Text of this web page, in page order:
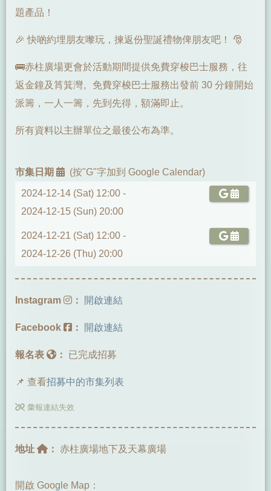
題產品！
🎉 快啲約埋朋友嚟玩，揀返份聖誕禮物俾朋友吧！ 🎅
🚌赤柱廣場更會於活動期間提供免費穿梭巴士服務，往
返金鐘及筲箕灣。免費穿梭巴士服務出發前 30 分鐘開始
派籌，一人一籌，先到先得，額滿即止。
所有資料以主辦單位之最後公布為準。
市集日期 (按"G"字加到 Google Calendar)
2024-12-14 (Sat) 12:00 -
2024-12-15 (Sun) 20:00
2024-12-21 (Sat) 12:00 -
2024-12-26 (Thu) 20:00
Instagram ： 開啟連結
Facebook ： 開啟連結
報名表 ： 已完成招募
📌 查看招募中的市集列表
彙報連結失效
地址 ： 赤柱廣場地下及天幕廣場
開啟 Google Map：